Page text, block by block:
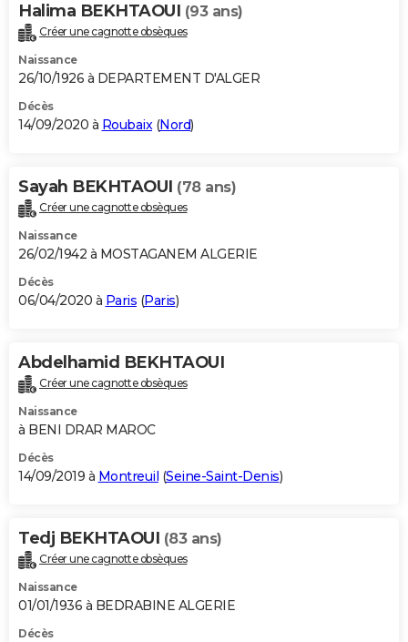
Halima BEKHTAOUI (93 ans)
Créer une cagnotte obsèques
Naissance
26/10/1926 à DEPARTEMENT D'ALGER
Décès
14/09/2020 à Roubaix(Nord)
Sayah BEKHTAOUI (78 ans)
Créer une cagnotte obsèques
Naissance
26/02/1942 à MOSTAGANEM ALGERIE
Décès
06/04/2020 à Paris (Paris)
Abdelhamid BEKHTAOUI
Créer une cagnotte obsèques
Naissance
à BENI DRAR MAROC
Décès
14/09/2019 à Montreuil (Seine-Saint-Denis)
Tedj BEKHTAOUI (83 ans)
Créer une cagnotte obsèques
Naissance
01/01/1936 à BEDRABINE ALGERIE
Décès